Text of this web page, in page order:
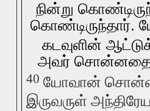
நின்று
கொண்டிருந்தார்.
கடவுளின்
அவர் சொன்னதைக்
40 யோவான்
இருவருள்